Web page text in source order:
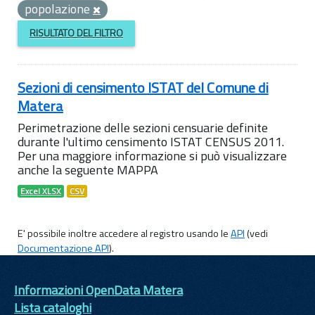
popolazione
RISULTATO DEL FILTRO
Sezioni di censimento ISTAT del Comune di
Matera
Perimetrazione delle sezioni censuarie definite
durante l'ultimo censimento ISTAT CENSUS 2011.
Per una maggiore informazione si può visualizzare
anche la seguente MAPPA
Excel XLSX CSV
E' possibile inoltre accedere al registro usando leAPI(vedi
Documentazione API).
Informazioni OpenData Matera
Lista cataloghi